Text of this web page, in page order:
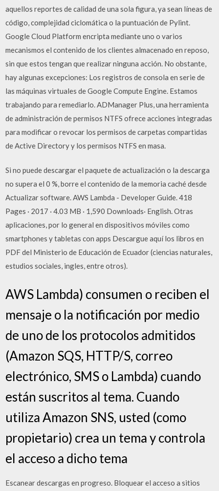
aquellos reportes de calidad de una sola figura, ya sean líneas de
código, complejidad ciclomática o la puntuación de Pylint.
Google Cloud Platform encripta mediante uno o varios
mecanismos el contenido de los clientes almacenado en reposo,
sin que estos tengan que realizar ninguna acción. No obstante,
hay algunas excepciones: Los registros de consola en serie de
las máquinas virtuales de Google Compute Engine. Estamos
trabajando para remediarlo. ADManager Plus, una herramienta
de administración de permisos NTFS ofrece acciones integradas
para modificar o revocar los permisos de carpetas compartidas
de Active Directory y los permisos NTFS en masa.
Si no puede descargar el paquete de actualización o la descarga
no supera el 0 %, borre el contenido de la memoria caché desde
Actualizar software. AWS Lambda - Developer Guide. 418
Pages · 2017 · 4.03 MB · 1,590 Downloads· English. Otras
aplicaciones, por lo general en dispositivos móviles como
smartphones y tabletas con apps Descargue aquí los libros en
PDF del Ministerio de Educación de Ecuador (ciencias naturales,
estudios sociales, ingles, entre otros).
AWS Lambda) consumen o reciben el
mensaje o la notificación por medio
de uno de los protocolos admitidos
(Amazon SQS, HTTP/S, correo
electrónico, SMS o Lambda) cuando
están suscritos al tema. Cuando
utiliza Amazon SNS, usted (como
propietario) crea un tema y controla
el acceso a dicho tema
Escanear descargas en progreso. Bloquear el acceso a sitios